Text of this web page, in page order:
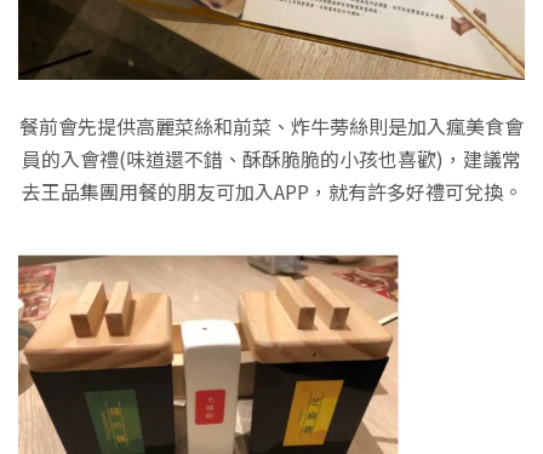
餐前會先提供高麗菜絲和前菜、炸牛蒡絲則是加入瘋美食會
員的入會禮(味道還不錯、酥酥脆脆的小孩也喜歡)，建議常
去王品集團用餐的朋友可加入APP，就有許多好禮可兌換。